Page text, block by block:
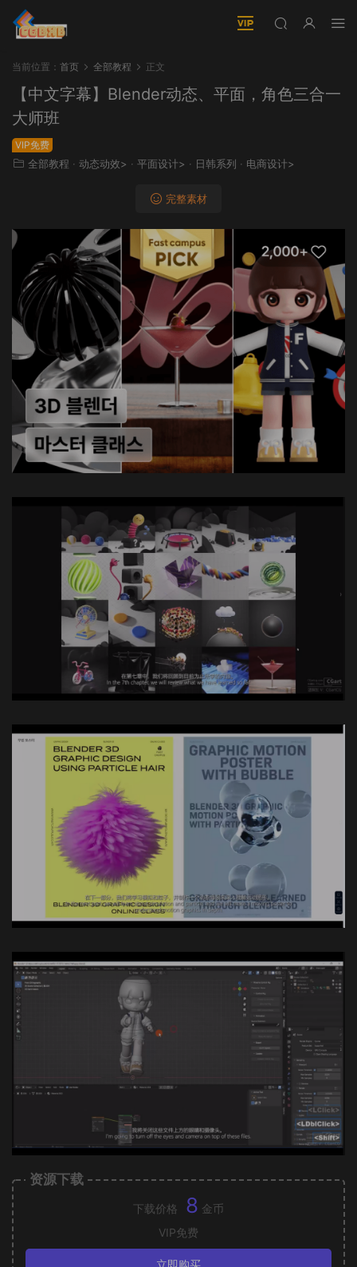
当前位置： 首页 全部教程 正文
【中文字幕】Blender动态、平面，角色三合一
大师班
VIP免费
全部教程 · 动态动效> · 平面设计> · 日韩系列 · 电商设计>
完整素材
资源下载
下载价格 8 金币
VIP免费